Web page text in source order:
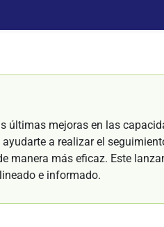
últimas mejoras en las
a realizar el
manera más eficaz. Este
e informado.